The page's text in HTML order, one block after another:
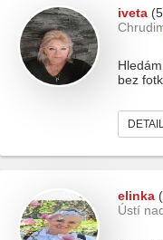
iveta
bez
elinka
Ústí